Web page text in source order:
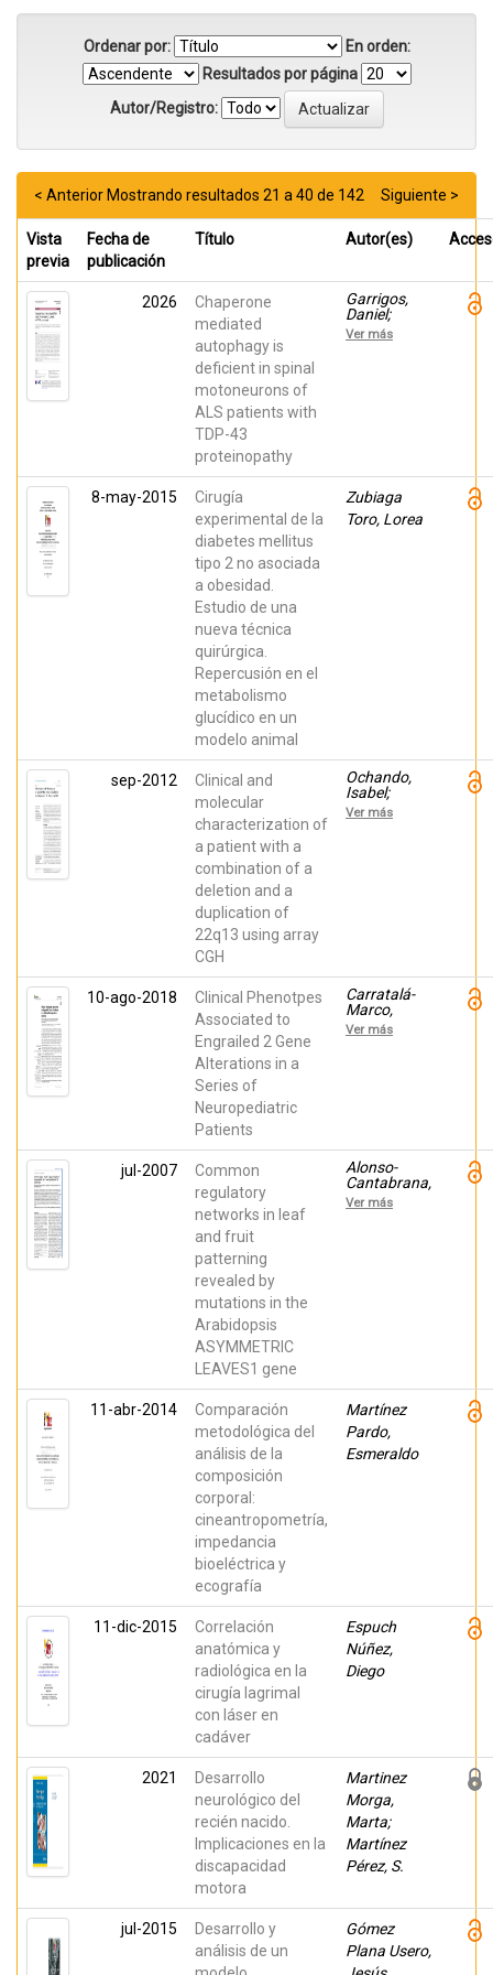
Ordenar por:
En orden:
Resultados por página
Autor/Registro:
Mostrando resultados 21 a 40 de 142
< Anterior Siguiente >
Vista
previa
Fecha de
publicación
Título Autor(es)
2026
Chaperone
mediated
autophagy is
deficient in spinal
motoneurons of
ALS patients with
TDP-43
proteinopathy
Garrigos,
Daniel;
Martínez-
Morga,
Blanquer
Blanquer,
Miguel;
Ver más
8-may-2015
Cirugía
experimental de la
diabetes mellitus
tipo 2 no asociada
a obesidad.
Estudio de una
nueva técnica
quirúrgica.
Repercusión en el
metabolismo
glucídico en un
modelo animal
Zubiaga
Toro, Lorea
sep-2012
Clinical and
molecular
characterization of
a patient with a
combination of a
deletion and a
duplication of
22q13 using array
CGH
Ochando,
Isabel;
Urbano,
Antonio;
Ver más
10-ago-2018
Clinical Phenotpes
Associated to
Engrailed 2 Gene
Alterations in a
Series of
Neuropediatric
Patients
Carratalá-
Marco,
Francisco;
Andreo-Lillo,
Teresa;
Botella-
López,
Arancha;
Bueno,
Ver más
jul-2007
Common
regulatory
networks in leaf
and fruit
patterning
revealed by
mutations in the
Arabidopsis
ASYMMETRIC
LEAVES1 gene
Alonso-
Cantabrana,
Hugo; Ripoll,
Juan José;
Ver más
11-abr-2014
Comparación
metodológica del
análisis de la
composición
corporal:
cineantropometría,
impedancia
bioeléctrica y
ecografía
Martínez
Pardo,
Esmeraldo
11-dic-2015
Correlación
anatómica y
radiológica en la
cirugía lagrimal
con láser en
cadáver
Espuch
Núñez,
Diego
2021
Desarrollo
neurológico del
recién nacido.
Implicaciones en la
discapacidad
motora
Martinez
Morga,
Marta;
Martínez
Pérez, S.
jul-2015
Desarrollo y
análisis de un
Gómez
Plana Usero,